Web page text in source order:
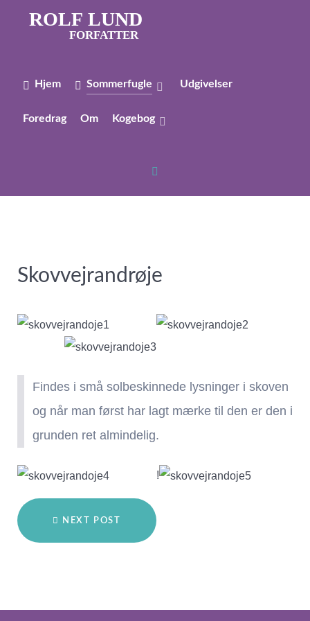
ROLF LUND
FORFATTER
Hjem Sommerfugle Udgivelser
Foredrag Om Kogebog
Skovvejrandrøje
Findes i små solbeskinnede lysninger i skoven
og når man først har lagt mærke til den er den i
grunden ret almindelig.
!
NEXT POST